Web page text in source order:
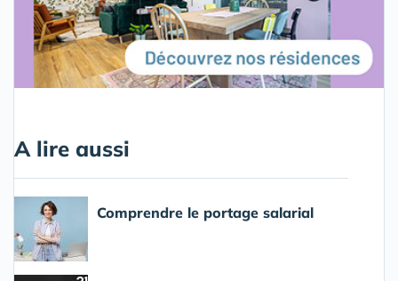
A lire aussi
Comprendre le portage salarial